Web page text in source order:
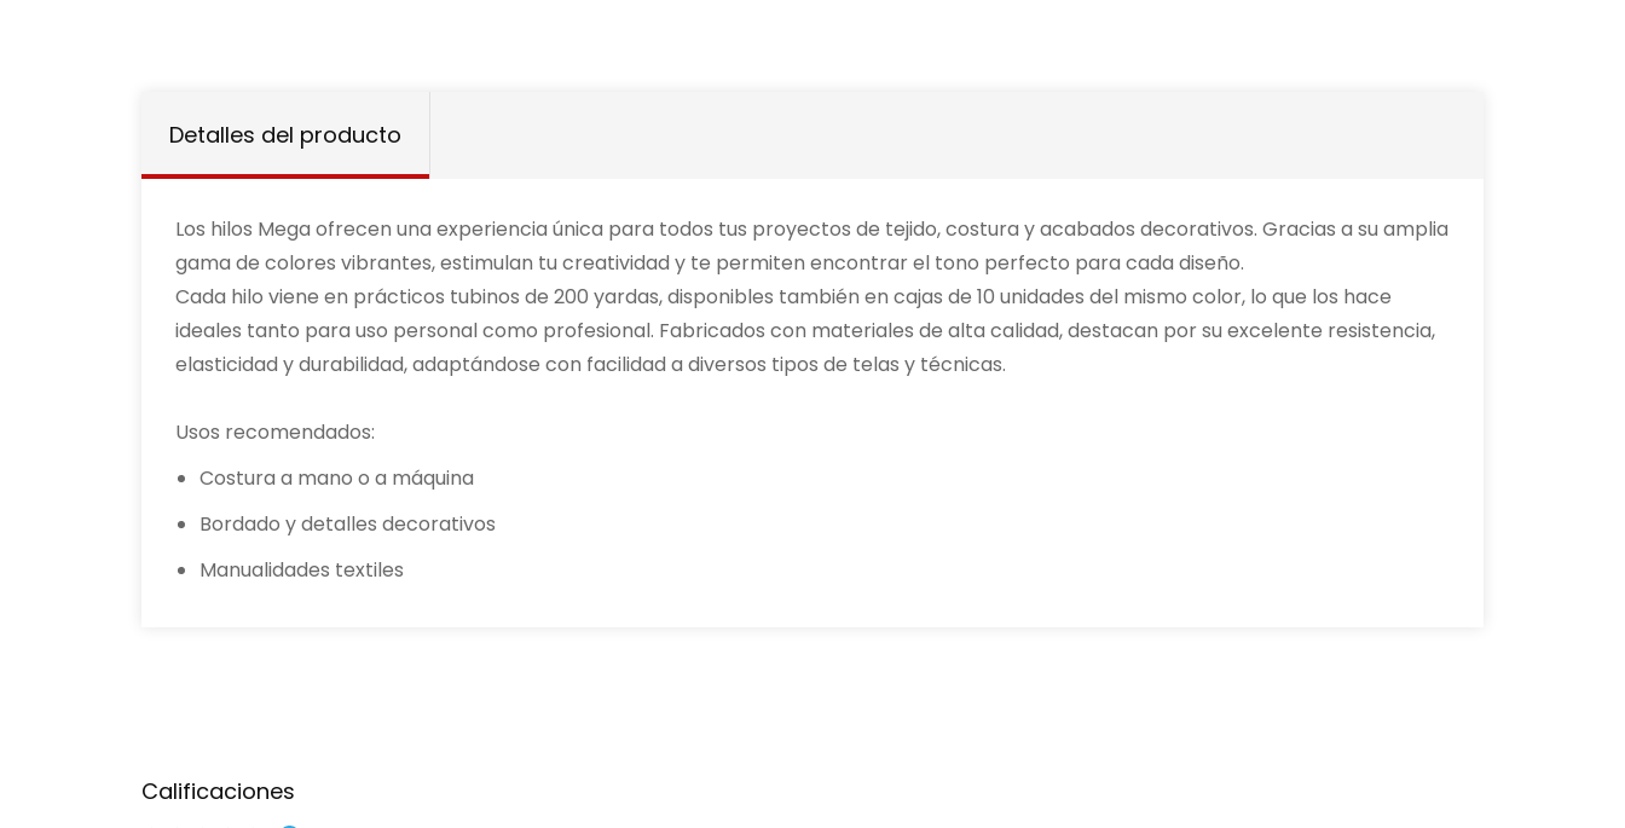
Detalles del producto
Los hilos Mega ofrecen una experiencia única para todos tus proyectos de tejido, costura y acabados decorativos. Gracias a su amplia
gama de colores vibrantes, estimulan tu creatividad y te permiten encontrar el tono perfecto para cada diseño.
Cada hilo viene en prácticos tubinos de 200 yardas, disponibles también en cajas de 10 unidades del mismo color, lo que los hace
ideales tanto para uso personal como profesional. Fabricados con materiales de alta calidad, destacan por su excelente resistencia,
elasticidad y durabilidad, adaptándose con facilidad a diversos tipos de telas y técnicas.
Usos recomendados:
Costura a mano o a máquina
Bordado y detalles decorativos
Manualidades textiles
Calificaciones